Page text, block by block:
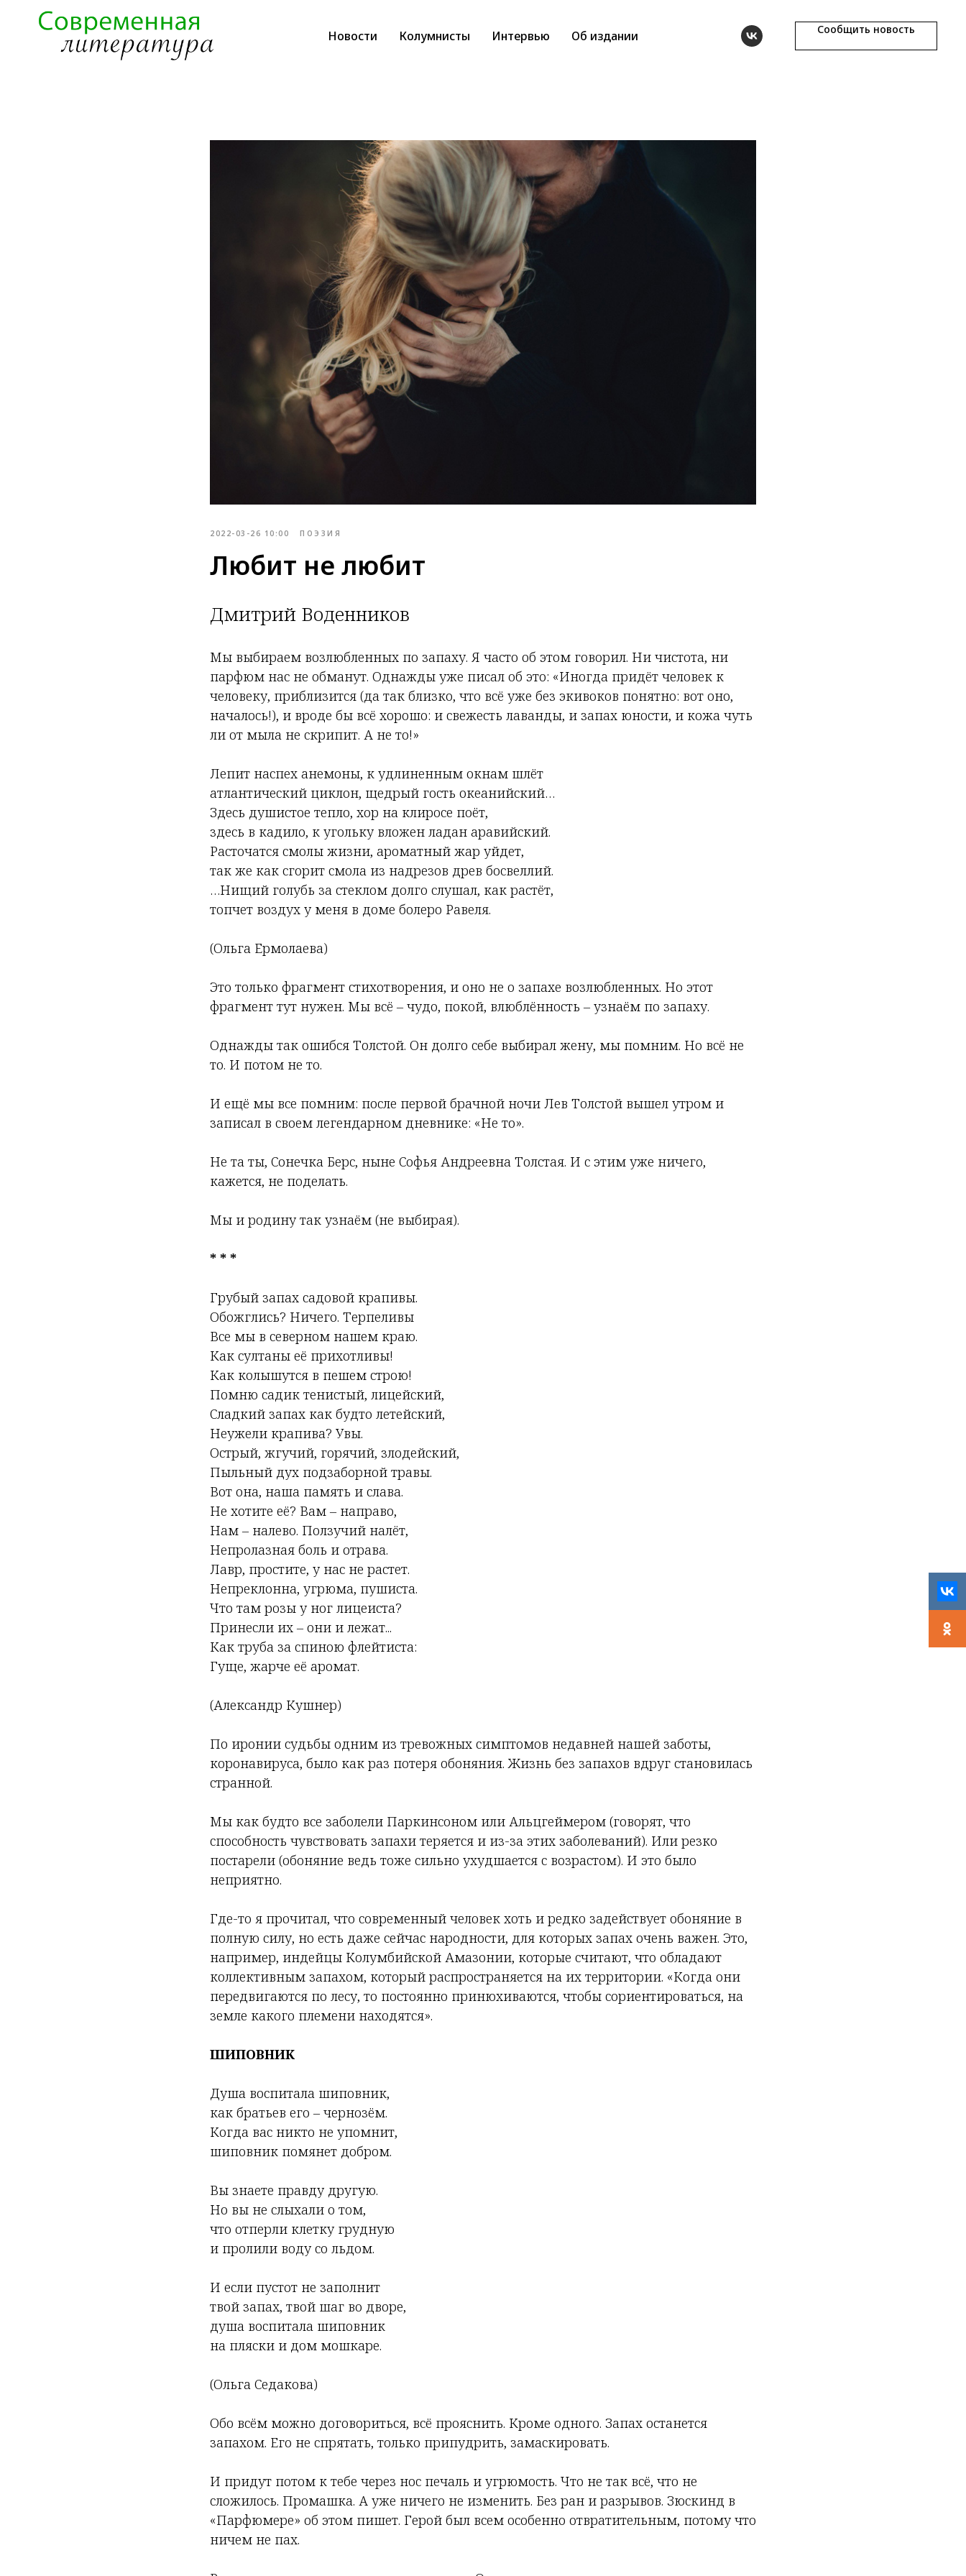
Новости Колумнисты Интервью Об издании Сообщить новость
2022-03-26 10:00 ПОЭЗИЯ
Любит не любит
Дмитрий Воденников
Мы выбираем возлюбленных по запаху. Я часто об этом говорил. Ни чистота, ни
парфюм нас не обманут. Однажды уже писал об это: «Иногда придёт человек к
человеку, приблизится (да так близко, что всё уже без экивоков понятно: вот оно,
началось!), и вроде бы всё хорошо: и свежесть лаванды, и запах юности, и кожа чуть
ли от мыла не скрипит. А не то!»
Лепит наспех анемоны, к удлиненным окнам шлёт
атлантический циклон, щедрый гость океанийский…
Здесь душистое тепло, хор на клиросе поёт,
здесь в кадило, к угольку вложен ладан аравийский.
Расточатся смолы жизни, ароматный жар уйдет,
так же как сгорит смола из надрезов древ босвеллий.
…Нищий голубь за стеклом долго слушал, как растёт,
топчет воздух у меня в доме болеро Равеля.
(Ольга Ермолаева)
Это только фрагмент стихотворения, и оно не о запахе возлюбленных. Но этот
фрагмент тут нужен. Мы всё – чудо, покой, влюблённость – узнаём по запаху.
Однажды так ошибся Толстой. Он долго себе выбирал жену, мы помним. Но всё не
то. И потом не то.
И ещё мы все помним: после первой брачной ночи Лев Толстой вышел утром и
записал в своем легендарном дневнике: «Не то».
Не та ты, Сонечка Берс, ныне Софья Андреевна Толстая. И с этим уже ничего,
кажется, не поделать.
Мы и родину так узнаём (не выбирая).
* * *
Грубый запах садовой крапивы.
Обожглись? Ничего. Терпеливы
Все мы в северном нашем краю.
Как султаны её прихотливы!
Как колышутся в пешем строю!
Помню садик тенистый, лицейский,
Сладкий запах как будто летейский,
Неужели крапива? Увы.
Острый, жгучий, горячий, злодейский,
Пыльный дух подзаборной травы.
Вот она, наша память и слава.
Не хотите её? Вам – направо,
Нам – налево. Ползучий налёт,
Непролазная боль и отрава.
Лавр, простите, у нас не растет.
Непреклонна, угрюма, пушиста.
Что там розы у ног лицеиста?
Принесли их – они и лежат...
Как труба за спиною флейтиста:
Гуще, жарче её аромат.
(Александр Кушнер)
По иронии судьбы одним из тревожных симптомов недавней нашей заботы,
коронавируса, было как раз потеря обоняния. Жизнь без запахов вдруг становилась
странной.
Мы как будто все заболели Паркинсоном или Альцгеймером (говорят, что
способность чувствовать запахи теряется и из-за этих заболеваний). Или резко
постарели (обоняние ведь тоже сильно ухудшается с возрастом). И это было
неприятно.
Где-то я прочитал, что современный человек хоть и редко задействует обоняние в
полную силу, но есть даже сейчас народности, для которых запах очень важен. Это,
например, индейцы Колумбийской Амазонии, которые считают, что обладают
коллективным запахом, который распространяется на их территории. «Когда они
передвигаются по лесу, то постоянно принюхиваются, чтобы сориентироваться, на
земле какого племени находятся».
ШИПОВНИК
Душа воспитала шиповник,
как братьев его – чернозём.
Когда вас никто не упомнит,
шиповник помянет добром.
Вы знаете правду другую.
Но вы не слыхали о том,
что отперли клетку грудную
и пролили воду со льдом.
И если пустот не заполнит
твой запах, твой шаг во дворе,
душа воспитала шиповник
на пляски и дом мошкаре.
(Ольга Седакова)
Обо всём можно договориться, всё прояснить. Кроме одного. Запах останется
запахом. Его не спрятать, только припудрить, замаскировать.
И придут потом к тебе через нос печаль и угрюмость. Что не так всё, что не
сложилось. Промашка. А уже ничего не изменить. Без ран и разрывов. Зюскинд в
«Парфюмере» об этом пишет. Герой был всем особенно отвратительным, потому что
ничем не пах.